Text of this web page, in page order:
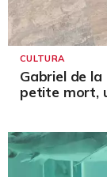
CULTURA
Gabriel de la
petite mort,